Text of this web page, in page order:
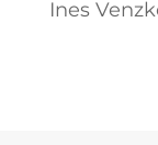
Ines